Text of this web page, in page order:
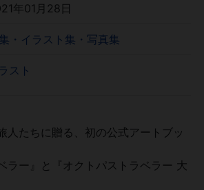
年01月28日
・イラスト集・写真集
スト
人たちに贈る、初の公式アートブッ
ラー』と『オクトパストラベラー 大